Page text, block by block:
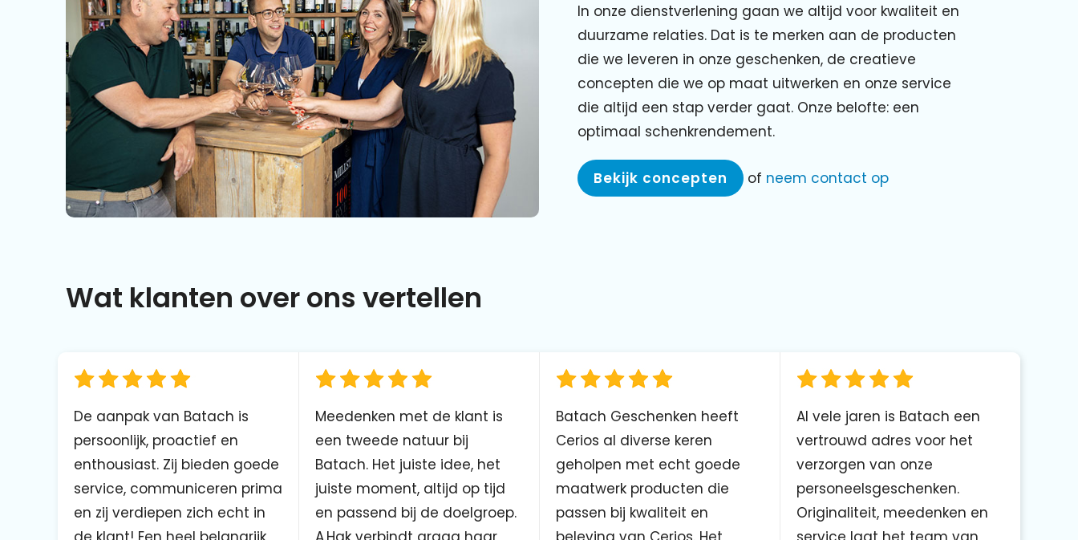
In onze dienstverlening gaan we altijd voor kwaliteit en
duurzame relaties. Dat is te merken aan de producten
die we leveren in onze geschenken, de creatieve
concepten die we op maat uitwerken en onze service
die altijd een stap verder gaat. Onze belofte: een
optimaal schenkrendement.
Bekijk concepten of neem contact op
Wat klanten over ons vertellen
De aanpak van Batach is
persoonlijk, proactief en
enthousiast. Zij bieden goede
service, communiceren prima
en zij verdiepen zich echt in
Meedenken met de klant is
een tweede natuur bij
Batach. Het juiste idee, het
juiste moment, altijd op tijd
en passend bij de doelgroep.
Batach Geschenken heeft
Cerios al diverse keren
geholpen met echt goede
maatwerk producten die
passen bij kwaliteit en
Al vele jaren is Batach een
vertrouwd adres voor het
verzorgen van onze
personeelsgeschenken.
Originaliteit, meedenken en